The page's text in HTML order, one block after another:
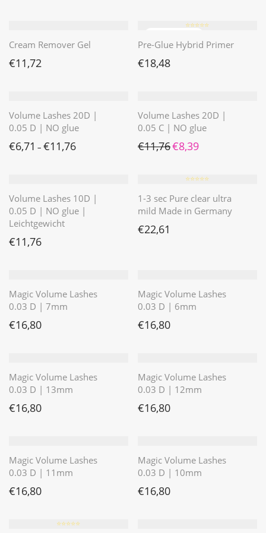
Cream Remover Gel
€11,72
⭐️⭐️⭐️⭐️⭐️
Pre-Glue Hybrid Primer
€18,48
Volume Lashes 20D |
0.05 D | NO glue
€6,71 – €11,76
Volume Lashes 20D |
0.05 C | NO glue
€11,76 Ursprünglicher Preis war:
€8,39Aktueller Preis ist:
Volume Lashes 10D |
0.05 D | NO glue |
Leichtgewicht
€11,76
⭐️⭐️⭐️⭐️⭐️
1-3 sec Pure clear ultra
mild Made in Germany
€22,61
Magic Volume Lashes
0.03 D | 7mm
€16,80
Magic Volume Lashes
0.03 D | 6mm
€16,80
Magic Volume Lashes
0.03 D | 13mm
€16,80
Magic Volume Lashes
0.03 D | 12mm
€16,80
Magic Volume Lashes
0.03 D | 11mm
€16,80
Magic Volume Lashes
0.03 D | 10mm
€16,80
⭐️⭐️⭐️⭐️⭐️